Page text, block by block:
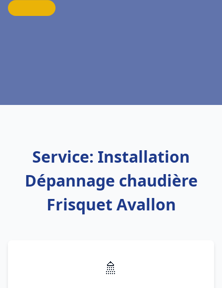
Service: Installation
Dépannage chaudière
Frisquet Avallon
🚿